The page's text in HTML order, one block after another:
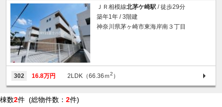
ＪＲ相模線北茅ケ崎駅 / 徒歩29分
築年1年 / 3階建
神奈川県茅ヶ崎市東海岸南３丁目
302 16.8万円 2LDK（66.36ｍ2 ）
棟数2件 (総物件数： 2件)